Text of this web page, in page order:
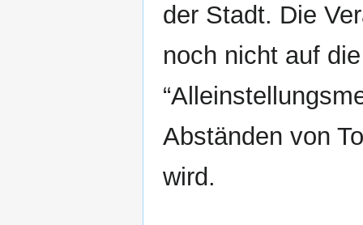
der Stadt. Die
noch nicht auf
Abständen von
wird.